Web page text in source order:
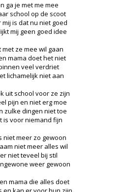
ga je met me mee
school op de scoot
is dat nu niet goed
mij geen goed idee
ze mee wil gaan
mama doet het niet
veel verdriet
lichamelijk niet aan
uit school voor ze zijn
pijn en niet erg moe
zulke dingen niet toe
is voor niemand fijn
niet meer zo gewoon
niet meer alles wil
niet teveel bij stil
weer gewoon
mama die alles doet